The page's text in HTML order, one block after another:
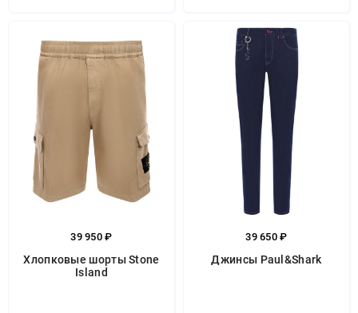
39 950 ₽
Хлопковые шорты Stone
Island
39 650 ₽
Джинсы Paul&Shark